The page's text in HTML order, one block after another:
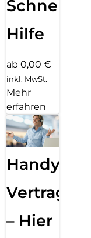
Schnelle
Hilfe
ab 0,00 €
inkl. MwSt.
Mehr
erfahren
Handy
– Hier